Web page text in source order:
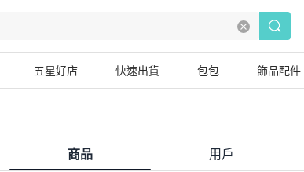
五星好店 快速出貨 包包 飾品配件
商品 用戶